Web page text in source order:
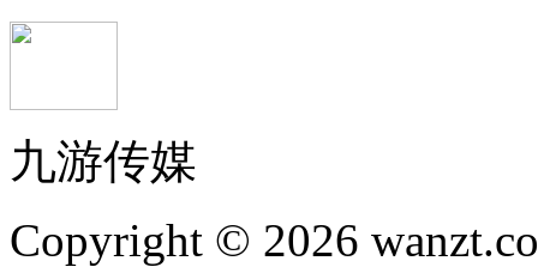
九游传媒
Copyright © 2026